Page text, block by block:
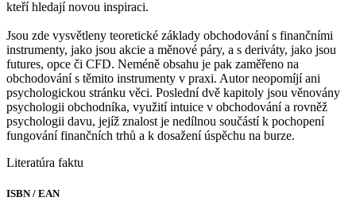
kteří hledají novou inspiraci.
Jsou zde vysvětleny teoretické základy obchodování s finančními
instrumenty, jako jsou akcie a měnové páry, a s deriváty, jako jsou
futures, opce či CFD. Neméně obsahu je pak zaměřeno na
obchodování s těmito instrumenty v praxi. Autor neopomíjí ani
psychologickou stránku věci. Poslední dvě kapitoly jsou věnovány
psychologii obchodníka, využití intuice v obchodování a rovněž
psychologii davu, jejíž znalost je nedílnou součástí k pochopení
fungování finančních trhů a k dosažení úspěchu na burze.
Literatúra faktu
ISBN / EAN